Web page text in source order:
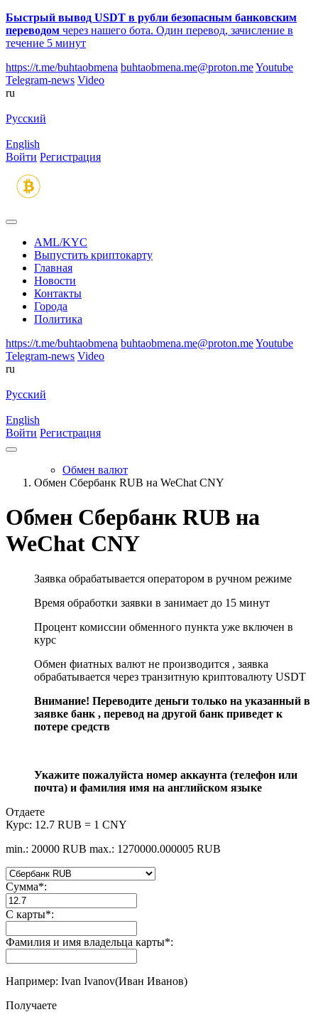
Быстрый вывод USDT в рубли безопасным банковским
переводом через нашего бота. Один перевод, зачисление в
течение 5 минут
https://t.me/buhtaobmena buhtaobmena.me@proton.meYoutube
Telegram-news Video
ru
Русский
English
Войти Регистрация
AML/KYC
Выпустить криптокарту
Главная
Новости
Контакты
Города
Политика
https://t.me/buhtaobmena buhtaobmena.me@proton.meYoutube
Telegram-news Video
ru
Русский
English
Войти Регистрация
Обмен валют
Обмен Сбербанк RUB на WeChat CNY
Обмен Сбербанк RUB на
WeChat CNY
Заявка обрабатывается оператором в ручном режиме
Время обработки заявки в занимает до 15 минут
Процент комиссии обменного пункта уже включен в
курс
Обмен фиатных валют не производится , заявка
обрабатывается через транзитную криптовалюту USDT
Внимание! Переводите деньги только на указанный в
заявке банк , перевод на другой банк приведет к
потере средств
Укажите пожалуйста номер аккаунта (телефон или
почта) и фамилия имя на английском языке
Отдаете
Курс: 12.7 RUB = 1 CNY
min.: 20000 RUB max.: 1270000.000005 RUB
Сумма*:
С карты*:
Фамилия и имя владельца карты*:
Например: Ivan Ivanov(Иван Иванов)
Получаете